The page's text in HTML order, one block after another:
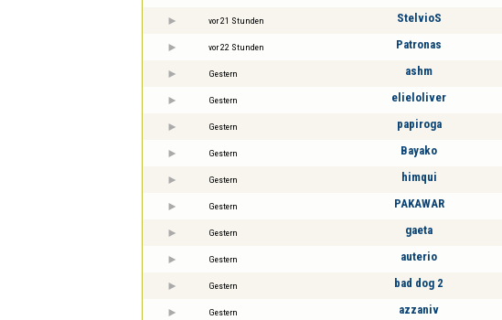
vor 21 Stunden StelvioS
vor 22 Stunden Patronas
Gestern ashm
Gestern elieloliver
Gestern papiroga
Gestern Bayako
Gestern himqui
Gestern PAKAWAR
Gestern gaeta
Gestern auterio
Gestern bad dog 2
Gestern azzaniv